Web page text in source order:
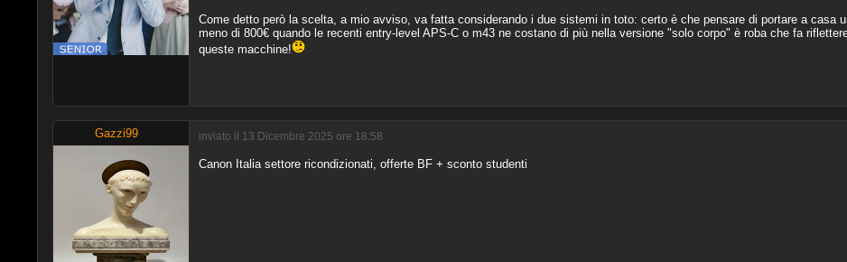
Come detto però la scelta, a mio avviso, va fatta considerando i due sistemi in toto: certo è che pensare di portare a casa
meno di 800€ quando le recenti entry-level APS-C o m43 ne costano di più nella versione "solo corpo" è roba che fa
queste macchine!
Gazzi99 inviato il 13 Dicembre 2025 ore 18:58
Canon Italia settore ricondizionati, offerte BF + sconto studenti